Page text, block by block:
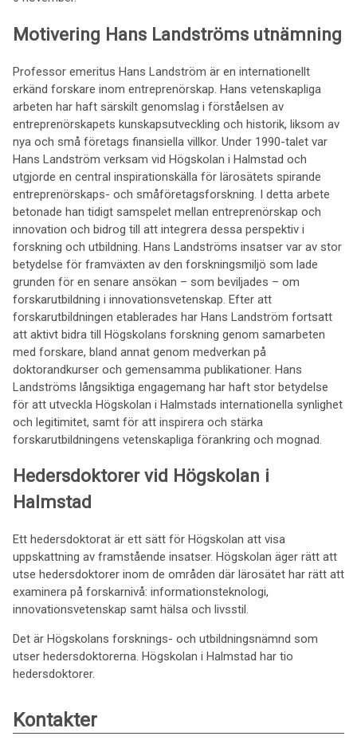
Motivering Hans Landströms utnämning
Professor emeritus Hans Landström är en internationellt
erkänd forskare inom entreprenörskap. Hans vetenskapliga
arbeten har haft särskilt genomslag i förståelsen av
entreprenörskapets kunskapsutveckling och historik, liksom av
nya och små företags finansiella villkor. Under 1990-talet var
Hans Landström verksam vid Högskolan i Halmstad och
utgjorde en central inspirationskälla för lärosätets spirande
entreprenörskaps- och småföretagsforskning. I detta arbete
betonade han tidigt samspelet mellan entreprenörskap och
innovation och bidrog till att integrera dessa perspektiv i
forskning och utbildning. Hans Landströms insatser var av stor
betydelse för framväxten av den forskningsmiljö som lade
grunden för en senare ansökan – som beviljades – om
forskarutbildning i innovationsvetenskap. Efter att
forskarutbildningen etablerades har Hans Landström fortsatt
att aktivt bidra till Högskolans forskning genom samarbeten
med forskare, bland annat genom medverkan på
doktorandkurser och gemensamma publikationer. Hans
Landströms långsiktiga engagemang har haft stor betydelse
för att utveckla Högskolan i Halmstads internationella synlighet
och legitimitet, samt för att inspirera och stärka
forskarutbildningens vetenskapliga förankring och mognad.
Hedersdoktorer vid Högskolan i
Halmstad
Ett hedersdoktorat är ett sätt för Högskolan att visa
uppskattning av framstående insatser. Högskolan äger rätt att
utse hedersdoktorer inom de områden där lärosätet har rätt att
examinera på forskarnivå: informationsteknologi,
innovationsvetenskap samt hälsa och livsstil.
Det är Högskolans forsknings- och utbildningsnämnd som
utser hedersdoktorerna. Högskolan i Halmstad har tio
hedersdoktorer.
Kontakter